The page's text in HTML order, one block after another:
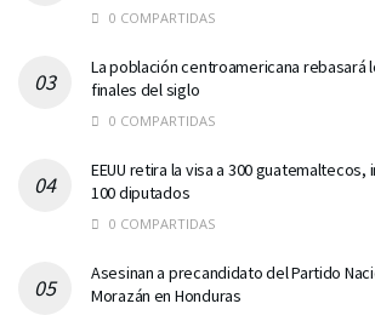
0 COMPARTIDAS
La población centroamericana rebasará
finales del siglo
0 COMPARTIDAS
EEUU retira la visa a 300 guatemaltecos,
100 diputados
0 COMPARTIDAS
Asesinan a precandidato del Partido
Morazán en Honduras